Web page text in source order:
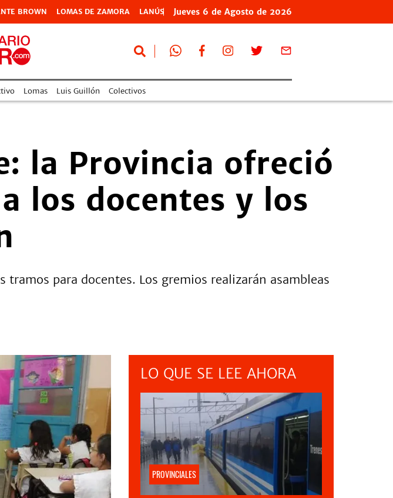
BROWN LOMAS DE ZAMORA LANÚS Jueves 6 de Agosto de 2026
Lomas Luis Guillón Colectivos
la Provincia ofreció
los docentes y los
para docentes. Los gremios realizarán asambleas
LO QUE SE LEE AHORA
PROVINCIALES